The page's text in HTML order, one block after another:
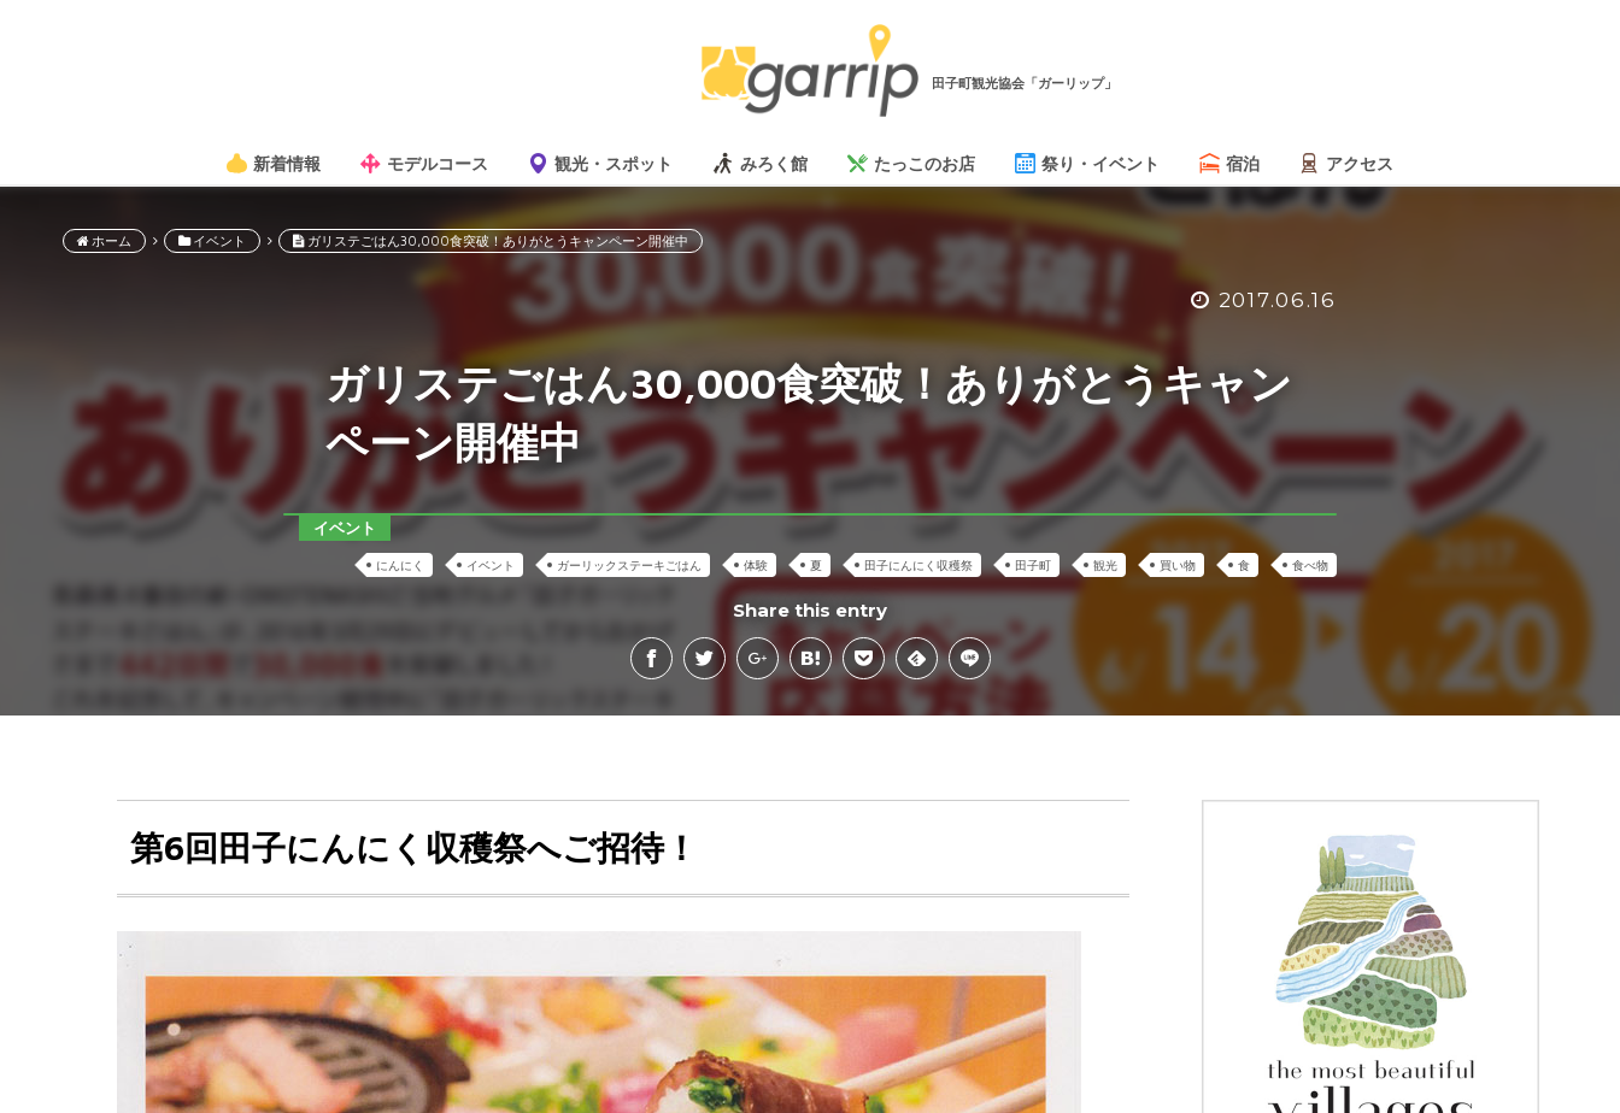
田子町観光協会「ガーリップ」
新着情報 モデルコース 観光・スポット みろく館 たっこのお店 祭り・イベント 宿泊 アクセス
ホーム イベント ガリステごはん30,000食突破！ありがとうキャンペーン開催中
2017.06.16
ガリステごはん30,000食突破！ありがとうキャン
ペーン開催中
イベント
にんにく イベント ガーリックステーキごはん 体験 夏 田子にんにく収穫祭 田子町 観光 買い物 食 食べ物
Share this entry
第6回田子にんにく収穫祭へご招待！